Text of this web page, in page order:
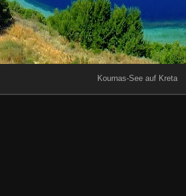
Kournas-See auf Kreta